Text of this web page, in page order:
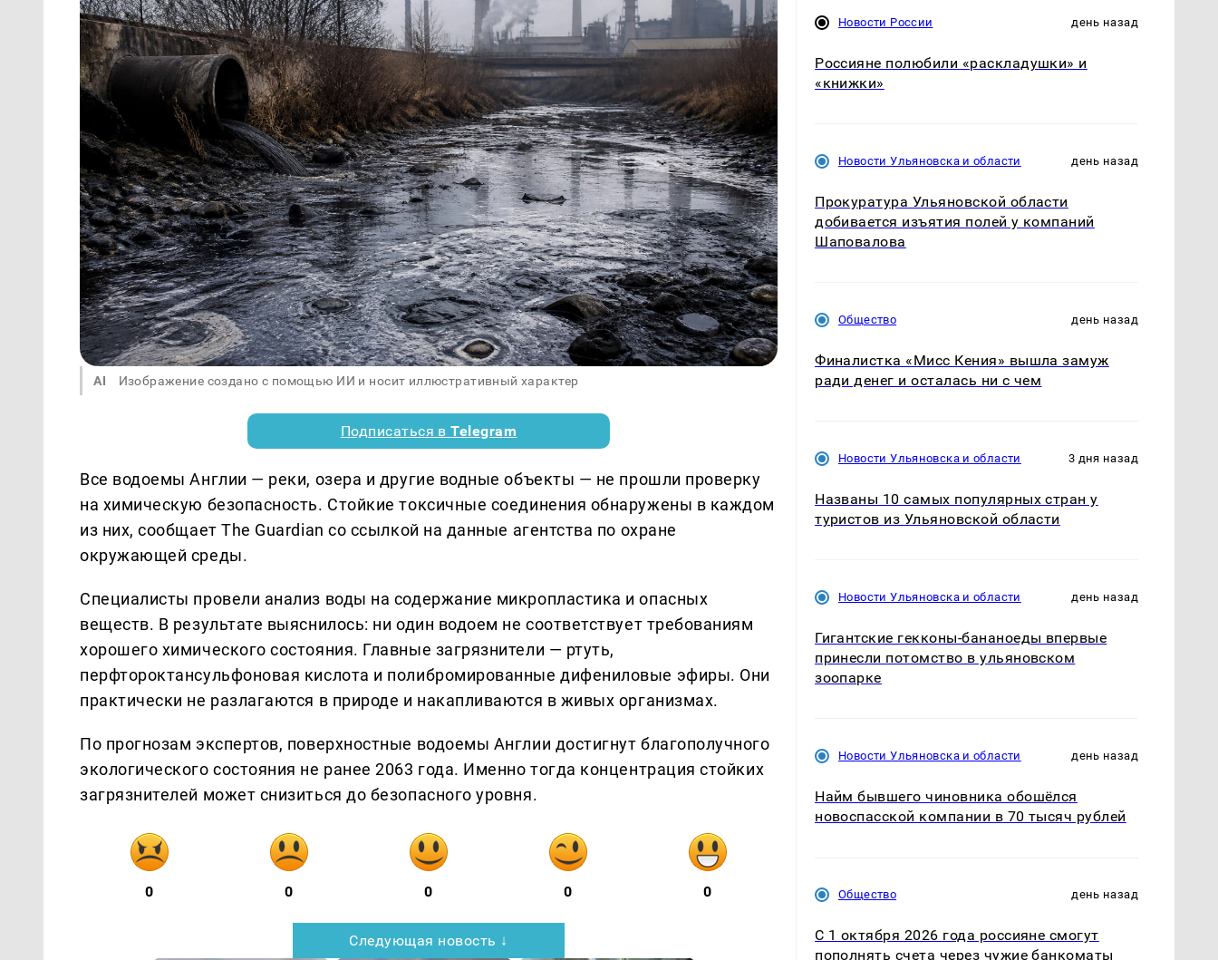
AI Изображение создано с помощью ИИ и носит иллюстративный характер
Подписаться вTelegram
Все водоемы Англии — реки, озера и другие водные объекты — не прошли проверку
на химическую безопасность. Стойкие токсичные соединения обнаружены в каждом
из них, сообщает The Guardian со ссылкой на данные агентства по охране
окружающей среды.
Специалисты провели анализ воды на содержание микропластика и опасных
веществ. В результате выяснилось: ни один водоем не соответствует требованиям
хорошего химического состояния. Главные загрязнители — ртуть,
перфтороктансульфоновая кислота и полибромированные дифениловые эфиры. Они
практически не разлагаются в природе и накапливаются в живых организмах.
По прогнозам экспертов, поверхностные водоемы Англии достигнут благополучного
экологического состояния не ранее 2063 года. Именно тогда концентрация стойких
загрязнителей может снизиться до безопасного уровня.
0 0 0 0 0
Следующая новость ↓
Новости России день назад
Россияне полюбили «раскладушки» и
«книжки»
Новости Ульяновска и области день назад
Прокуратура Ульяновской области
добивается изъятия полей у компаний
Шаповалова
Общество день назад
Финалистка «Мисс Кения» вышла замуж
ради денег и осталась ни с чем
Новости Ульяновска и области 3 дня назад
Названы 10 самых популярных стран у
туристов из Ульяновской области
Новости Ульяновска и области день назад
Гигантские гекконы-бананоеды впервые
принесли потомство в ульяновском
зоопарке
Новости Ульяновска и области день назад
Найм бывшего чиновника обошёлся
новоспасской компании в 70 тысяч рублей
Общество день назад
С 1 октября 2026 года россияне смогут
пополнять счета через чужие банкоматы